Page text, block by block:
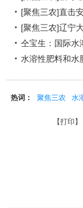
[聚焦三农]直击
[聚焦三农]辽宁
仝宝生：国际水
水溶性肥料和水
热词： 聚焦三农 水
【打印